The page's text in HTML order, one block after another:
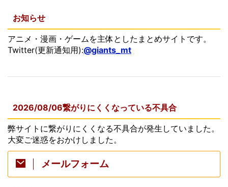
お知らせ
アニメ・漫画・ゲームを主体としたまとめサイトです。
Twitter(更新通知用):@giants_mt
2026/08/06繋がりにくくなっている不具合
弊サイトに繋がりにくくなる不具合が発生していました。
大変ご迷惑をおかけしました。
メールフォーム